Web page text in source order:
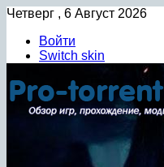
Четверг , 6 Август 2026
Войти
Switch skin